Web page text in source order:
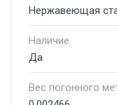
Нержавеющая
Наличие
Да
Вес погонного